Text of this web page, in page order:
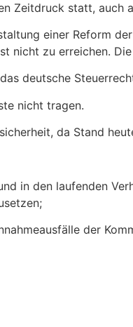
Zeitdruck statt, auch
einer Reform
nicht zu erreichen.
deutsche
nicht tragen.
da Stand
in den laufenden
der